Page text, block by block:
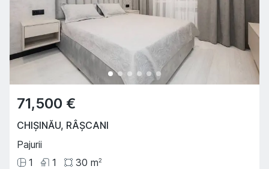
71,500 €
CHIȘINĂU, RÂȘCANI
Pajurii
1
1 30 m2